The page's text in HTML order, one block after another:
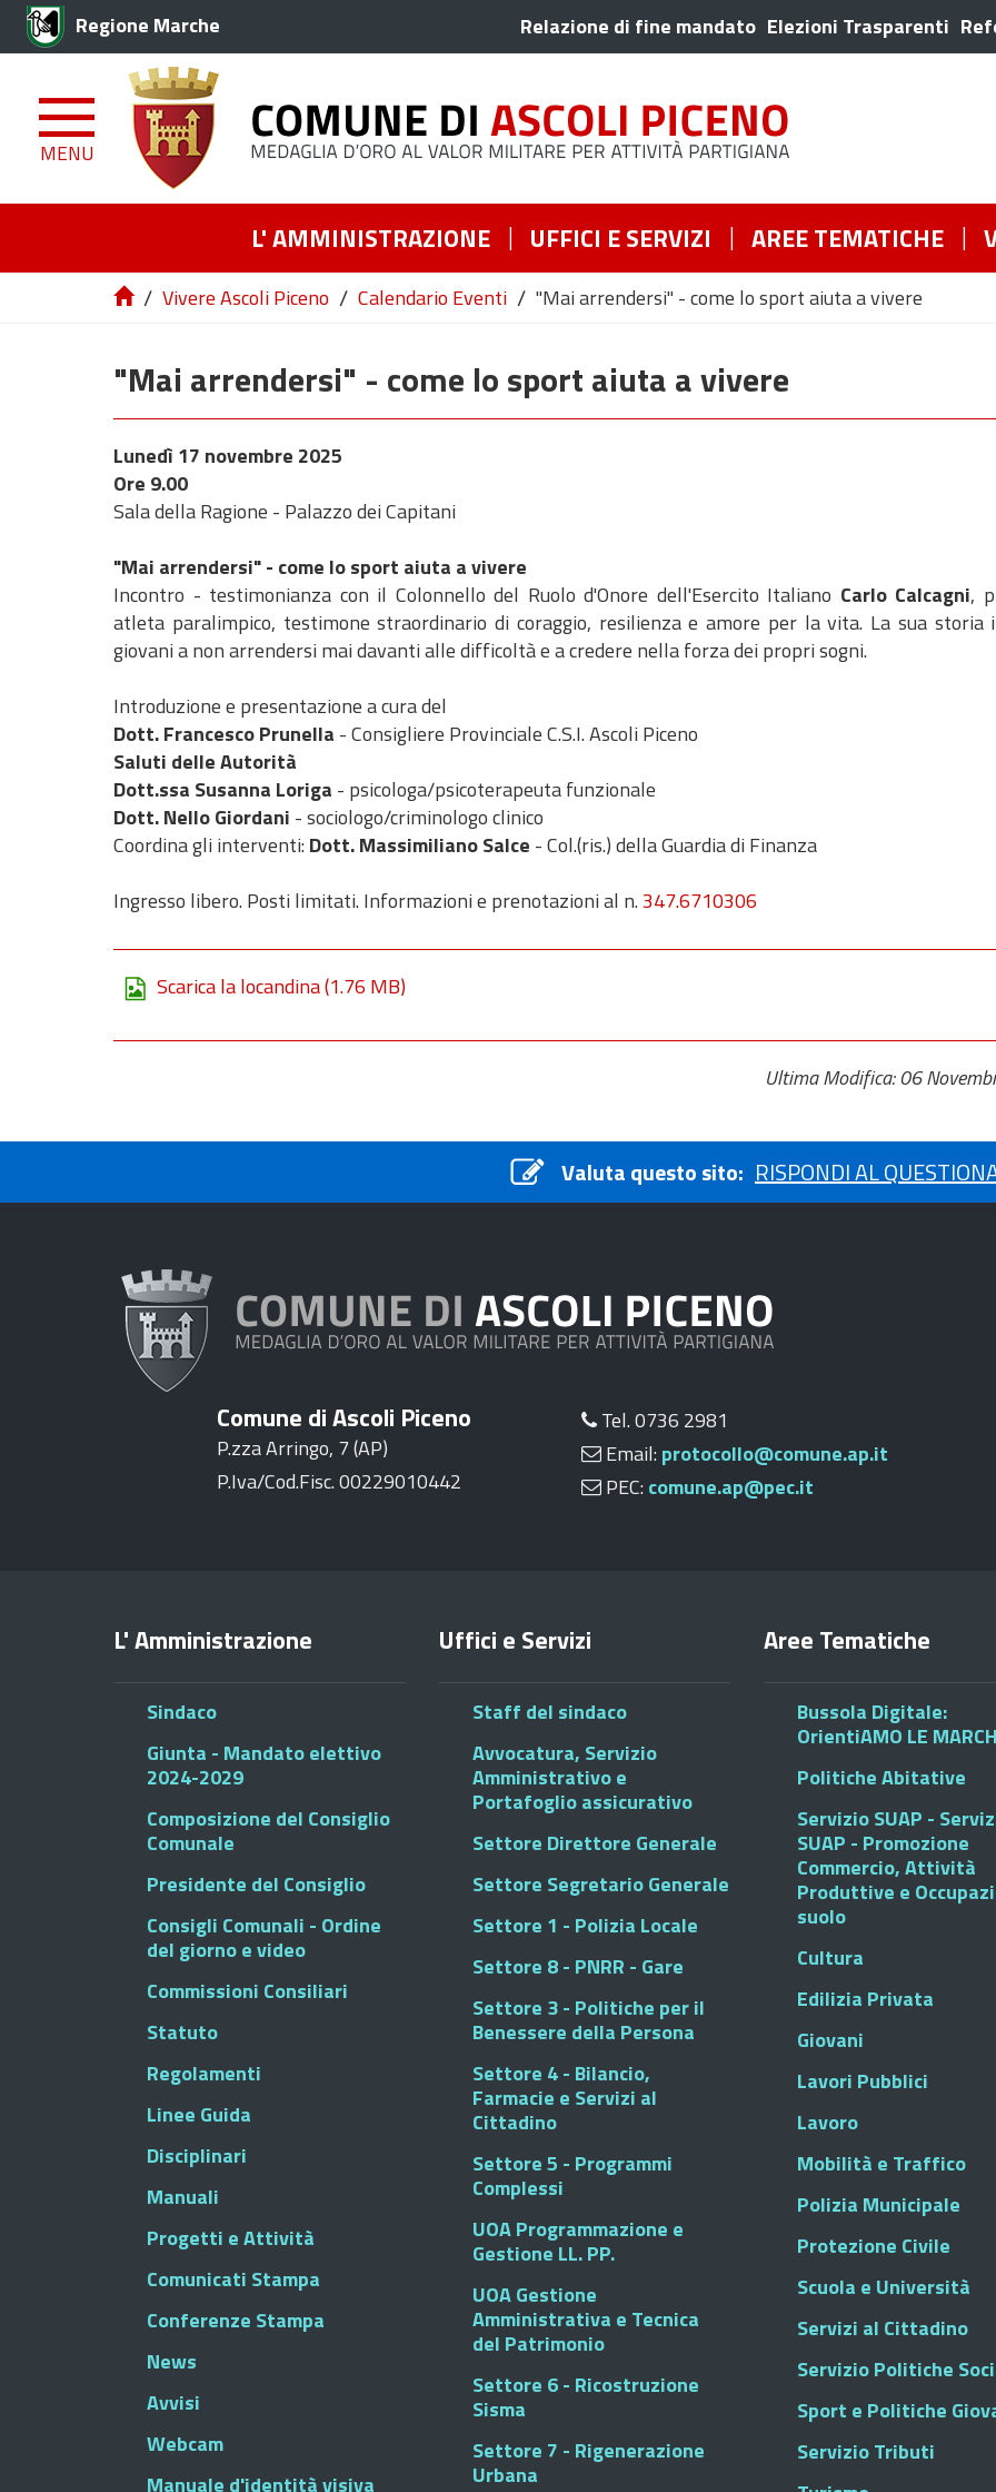
Regione Marche Relazione di fine mandato Elezioni Trasparenti
MENU
L' AMMINISTRAZIONE UFFICI E SERVIZI AREE TEMATICHE
/ Vivere Ascoli Piceno / Calendario Eventi / "Mai arrendersi" - come lo sport aiuta a vivere
"Mai arrendersi" - come lo sport aiuta a vivere
Lunedì 17 novembre 2025
Ore 9.00
Sala della Ragione - Palazzo dei Capitani
"Mai arrendersi" - come lo sport aiuta a vivere
Incontro - testimonianza con il Colonnello del Ruolo d'Onore dell'Esercito Italiano Carlo Calcagni,
atleta paralimpico, testimone straordinario di coraggio, resilienza e amore per la vita. La sua storia
giovani a non arrendersi mai davanti alle difficoltà e a credere nella forza dei propri sogni.
Introduzione e presentazione a cura del
Dott. Francesco Prunella - Consigliere Provinciale C.S.I. Ascoli Piceno
Saluti delle Autorità
Dott.ssa Susanna Loriga - psicologa/psicoterapeuta funzionale
Dott. Nello Giordani - sociologo/criminologo clinico
Coordina gli interventi: Dott. Massimiliano Salce - Col.(ris.) della Guardia di Finanza
Ingresso libero. Posti limitati. Informazioni e prenotazioni al n.347.6710306
Scarica la locandina(1.76 MB)
Ultima Modifica: 06
Valuta questo sito: RISPONDI AL
Comune di Ascoli Piceno
P.zza Arringo, 7 (AP)
P.Iva/Cod.Fisc. 00229010442
Tel. 0736 2981
Email: protocollo@comune.ap.it
PEC: comune.ap@pec.it
L' Amministrazione
Sindaco
Giunta - Mandato elettivo
2024-2029
Composizione del Consiglio
Comunale
Presidente del Consiglio
Consigli Comunali - Ordine
del giorno e video
Commissioni Consiliari
Statuto
Regolamenti
Linee Guida
Disciplinari
Manuali
Progetti e Attività
Comunicati Stampa
Conferenze Stampa
News
Avvisi
Webcam
Manuale d'identità visiva
Uffici e Servizi
Staff del sindaco
Avvocatura, Servizio
Amministrativo e
Portafoglio assicurativo
Settore Direttore Generale
Settore Segretario Generale
Settore 1 - Polizia Locale
Settore 8 - PNRR - Gare
Settore 3 - Politiche per il
Benessere della Persona
Settore 4 - Bilancio,
Farmacie e Servizi al
Cittadino
Settore 5 - Programmi
Complessi
UOA Programmazione e
Gestione LL. PP.
UOA Gestione
Amministrativa e Tecnica
del Patrimonio
Settore 6 - Ricostruzione
Sisma
Settore 7 - Rigenerazione
Urbana
Aree Tematiche
Bussola Digitale:
OrientiAMO LE
Politiche Abitative
Servizio SUAP -
SUAP - Promozione
Commercio, Attività
Produttive e
suolo
Cultura
Edilizia Privata
Giovani
Lavori Pubblici
Lavoro
Mobilità e Traffico
Polizia Municipale
Protezione Civile
Scuola e Università
Servizi al Cittadino
Servizio Politiche
Sport e Politiche
Servizio Tributi